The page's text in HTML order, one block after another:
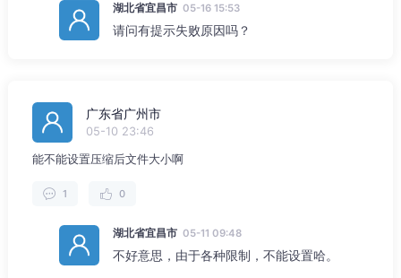
湖北省宜昌市 05-16 15:53
请问有提示失败原因吗？
广东省广州市
05-10 23:46
能不能设置压缩后文件大小啊
1 0
湖北省宜昌市 05-11 09:48
不好意思，由于各种限制，不能设置哈。